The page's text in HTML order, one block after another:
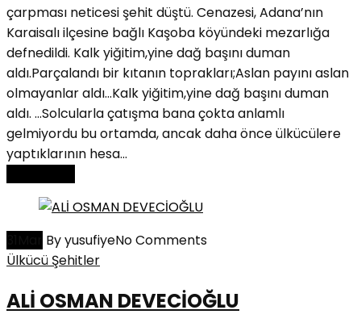
çarpması neticesi şehit düştü. Cenazesi, Adana’nın
Karaisalı ilçesine bağlı Kaşoba köyündeki mezarlığa
defnedildi. Kalk yiğitim,yine dağ başını duman
aldı.Parçalandı bir kıtanın toprakları;Aslan payını aslan
olmayanlar aldı...Kalk yiğitim,yine dağ başını duman
aldı. ...Solcularla çatışma bana çokta anlamlı
gelmiyordu bu ortamda, ancak daha önce ülkücülere
yaptıklarının hesa...
By yusufiyeNo Comments
Ülkücü Şehitler
ALİ OSMAN DEVECİOĞLU